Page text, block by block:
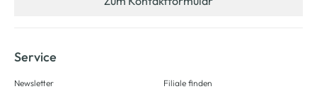
Service
Newsletter Filiale finden